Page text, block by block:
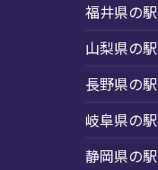
福井県の駅
山梨県の駅
長野県の駅
岐阜県の駅
静岡県の駅